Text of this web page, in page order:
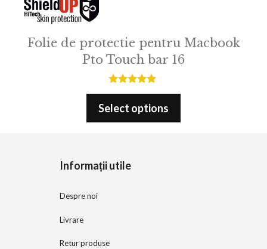
Folie de protectie pentru Macbook
Pto Touch bar 16
5.00
Select options
Informații utile
Despre noi
Livrare
Retur produse